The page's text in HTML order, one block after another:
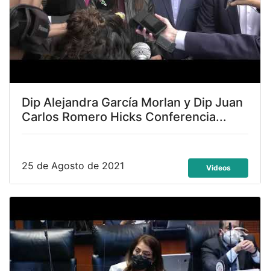
Dip Alejandra García Morlan y Dip Juan
Carlos Romero Hicks Conferencia...
25 de Agosto de 2021 Videos